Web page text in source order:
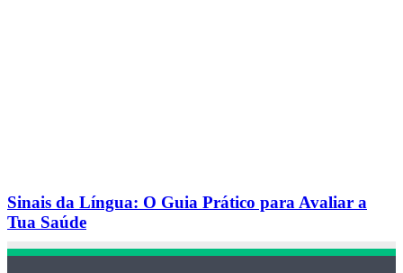
Sinais da Língua: O Guia Prático para Avaliar a
Tua Saúde